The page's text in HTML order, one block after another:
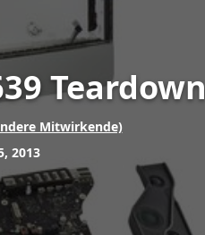
Teardown
Mitwirkende)
2013